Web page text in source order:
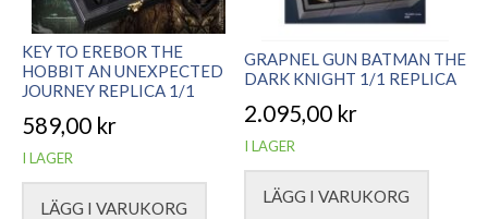
KEY TO EREBOR THE
HOBBIT AN UNEXPECTED
JOURNEY REPLICA 1/1
589,00 kr
I LAGER
LÄGG I VARUKORG
GRAPNEL GUN BATMAN THE
DARK KNIGHT 1/1 REPLICA
2.095,00 kr
I LAGER
LÄGG I VARUKORG